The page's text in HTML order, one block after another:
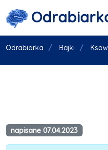
Odrabiarka Bajki
napisane 07.04.2023